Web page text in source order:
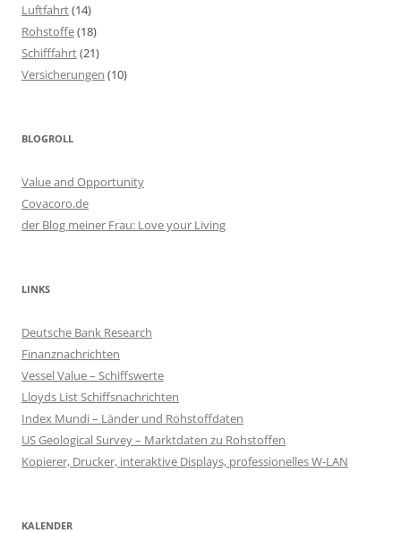
Luftfahrt(14)
Rohstoffe(18)
Schifffahrt(21)
Versicherungen (10)
BLOGROLL
Value and Opportunity
Covacoro.de
der Blog meiner Frau: Love your Living
LINKS
Deutsche Bank Research
Finanznachrichten
Vessel Value – Schiffswerte
Lloyds List Schiffsnachrichten
Index Mundi – Länder und Rohstoffdaten
US Geological Survey – Marktdaten zu Rohstoffen
Kopierer, Drucker, interaktive Displays, professionelles W-LAN
KALENDER